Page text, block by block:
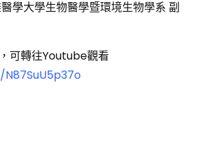
學大學生物醫學暨環境生物學系 副
可轉往Youtube觀看